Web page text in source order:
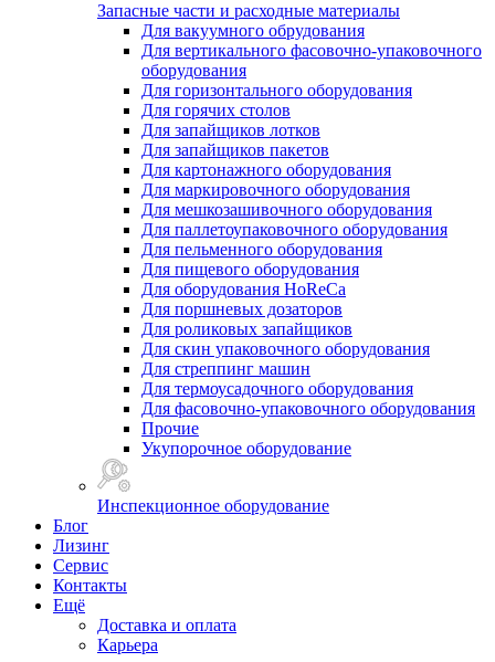
Запасные части и расходные материалы
Для вакуумного обрудования
Для вертикального фасовочно-упаковочного
оборудования
Для горизонтального оборудования
Для горячих столов
Для запайщиков лотков
Для запайщиков пакетов
Для картонажного оборудования
Для маркировочного оборудования
Для мешкозашивочного оборудования
Для паллетоупаковочного оборудования
Для пельменного оборудования
Для пищевого оборудования
Для оборудования HoReCa
Для поршневых дозаторов
Для роликовых запайщиков
Для скин упаковочного оборудования
Для стреппинг машин
Для термоусадочного оборудования
Для фасовочно-упаковочного оборудования
Прочие
Укупорочное оборудование
Инспекционное оборудование
Блог
Лизинг
Сервис
Контакты
Ещё
Доставка и оплата
Карьера